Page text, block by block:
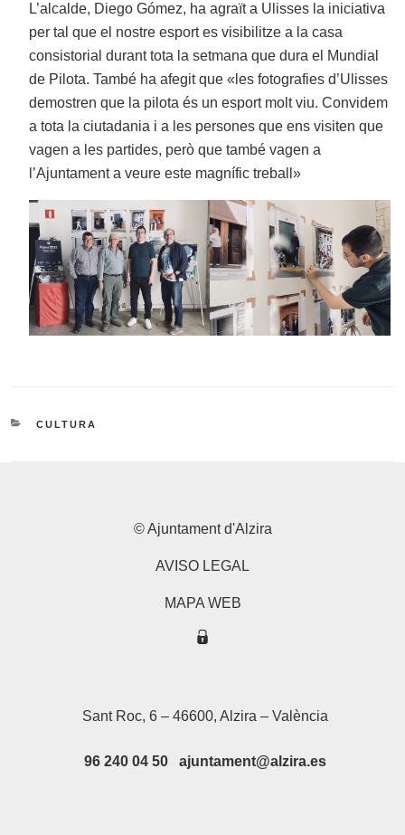
L’alcalde, Diego Gómez, ha agraït a Ulisses la iniciativa
per tal que el nostre esport es visibilitze a la casa
consistorial durant tota la setmana que dura el Mundial
de Pilota. També ha afegit que «les fotografies d’Ulisses
demostren que la pilota és un esport molt viu. Convidem
a tota la ciutadania i a les persones que ens visiten que
vagen a les partides, però que també vagen a
l’Ajuntament a veure este magnífic treball»
CATEGORIES
CULTURA
© Ajuntament d'Alzira
AVISO LEGAL
MAPA WEB
Sant Roc, 6 – 46600, Alzira – València
96 240 04 50 ajuntament@alzira.es